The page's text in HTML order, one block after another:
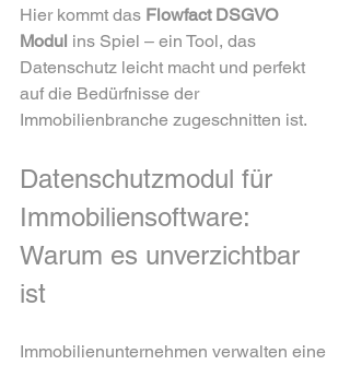
Hier kommt das Flowfact DSGVO
Modul ins Spiel – ein Tool, das
Datenschutz leicht macht und perfekt
auf die Bedürfnisse der
Immobilienbranche zugeschnitten ist.
Datenschutzmodul für
Immobiliensoftware:
Warum es unverzichtbar
ist
Immobilienunternehmen verwalten eine